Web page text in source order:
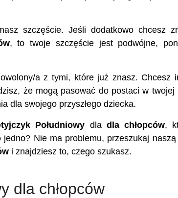
szczęście. Jeśli dodatkowo chcesz
, to twoje szczęście jest podwójne,
a z tymi, które już znasz. Chcesz
że mogą pasować do postaci w twojej
dla swojego przyszłego dziecka.
Południowy dla dla chłopców,
Nie ma problemu, przeszukaj naszą
i znajdziesz to, czego szukasz.
dla chłopców